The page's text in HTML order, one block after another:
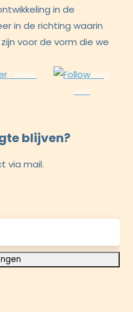
in de
in de richting waarin
voor de vorm die we
Tweet
Volg
ons
blijven?
via mail.